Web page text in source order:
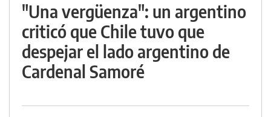
"Una vergüenza": un argentino
criticó que Chile tuvo que
despejar el lado argentino de
Cardenal Samoré